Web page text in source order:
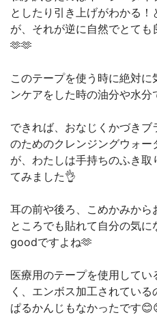
としたり引き上げがわかる
が、それが逆に自然でとて
🫶🫶
このテープを使う時に絶対
ンケアをした時の油分や水分
できれば、おなじくかづきブ
のためのクレンジングウォ
が、わたしは手持ちのふき
てみました👌
耳の前や後ろ、こめかみか
ところでも貼れて自分の気
goodですよね🫶
医療用のテープを使用して
く、エンボス加工されてい
ぱるかんじもなかったです